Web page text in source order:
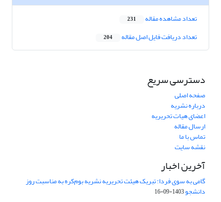
تعداد مشاهده مقاله 231
تعداد دریافت فایل اصل مقاله 204
دسترسی سریع
صفحه اصلی
درباره نشریه
اعضای هیات تحریریه
ارسال مقاله
تماس با ما
نقشه سایت
آخرین اخبار
گامی به سوی فردا: تبریک هیئت تحریریه نشریه بوم‌کره به مناسبت روز
دانشجو1403-09-16